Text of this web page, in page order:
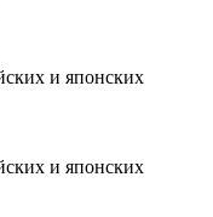
и японских
и японских